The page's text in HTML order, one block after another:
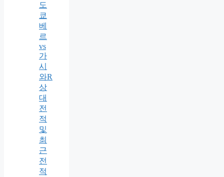
도
쿄
베
르
vs
가
시
와R
상
대
전
적
및
최
근
전
적